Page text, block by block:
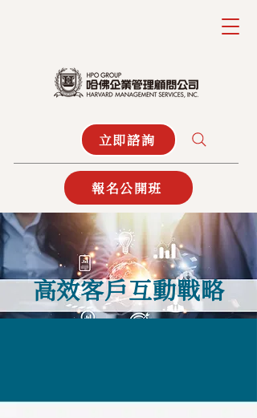
立即諮詢
報名公開班
高效客戶互動戰略